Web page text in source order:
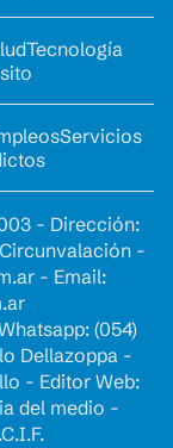
Tecnología
Servicios
- Dirección:
-
- Email:
(054)
Dellazoppa -
- Editor Web:
del medio -